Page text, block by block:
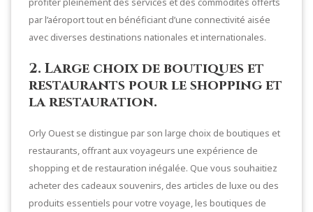
par l’aéroport tout en bénéficiant d’une connectivité aisée
avec diverses destinations nationales et internationales.
2. Large choix de boutiques et
restaurants pour le shopping et
la restauration.
Orly Ouest se distingue par son large choix de boutiques et
restaurants, offrant aux voyageurs une expérience de
shopping et de restauration inégalée. Que vous souhaitiez
acheter des cadeaux souvenirs, des articles de luxe ou des
produits essentiels pour votre voyage, les boutiques de